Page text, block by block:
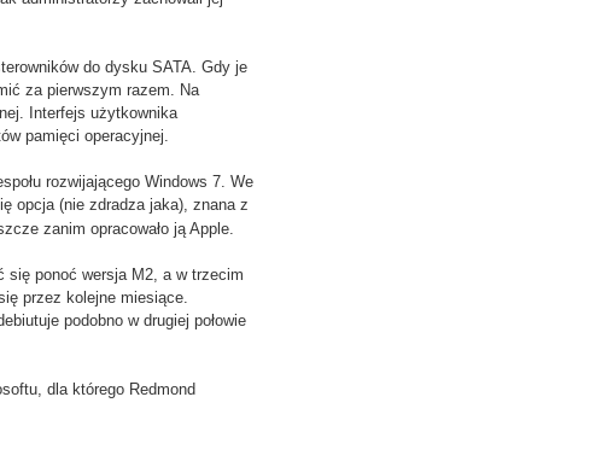
do dysku SATA. Gdy je
za pierwszym razem. Na
Interfejs użytkownika
pamięci operacyjnej.
rozwijającego Windows 7. We
opcja (nie zdradza jaka), znana z
zanim opracowało ją Apple.
się ponoć wersja M2, a w trzecim
przez kolejne miesiące.
podobno w drugiej połowie
dla którego Redmond